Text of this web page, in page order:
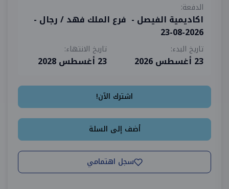
الدفعة:
اكاديمية الفيصل - فرع الملك فهد / رجال -
2026-08-23
تاريخ البدء:
23 أغسطس 2026
تاريخ الانتهاء:
23 أغسطس 2028
اشترك الآن!
أضف إلى السلة
سجل اهتمامي